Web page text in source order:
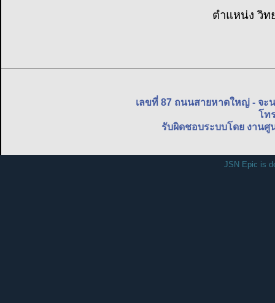
ตำแหน่ง วิท
เลขที่ 87 ถนนสายหาดใหญ่ - จ
โท
รับผิดชอบระบบโดย งาน
JSN Epic is